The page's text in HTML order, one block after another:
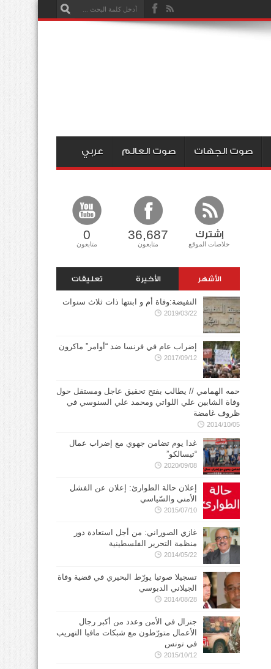
صوت الجهات صوت العالم عربي
إشترك
خلاصات الموقع
36,687
متابعون
0
متابعون
الأشهر الأخيرة تعليقات
النفيضة:وفاة أم و ابنتها ذات ثلاث سنوات
2019/03/22
إضراب عام في فرنسا ضد “أوامر” ماكرون
2017/09/12
حمه الهمامي // يطالب بفتح تحقيق عاجل ومستقل حول
وفاة الشابين علي اللواتي ومحمد علي السنوسي في
ظروف غامضة
2014/10/05
غدا يوم تضامن جهوي مع إضراب عمال
“تيسالكو”
2020/09/08
إعلان حالة الطوارئ: إعلان عن الفشل
الأمني والسّياسي
2015/07/10
غازي الصوراني: من أجل استعادة دور
منظمة التحرير الفلسطينية
2014/05/22
تسجيلا صوتيا يورّط البحيري في قضية وفاة
الجيلاني الدبوسي
2014/08/28
جنرال في الأمن وعدد من أكبر رجال
الأعمال متورّطون مع شبكات مافيا التهريب
في تونس
2015/10/12